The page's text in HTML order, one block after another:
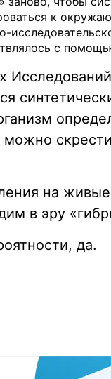
к
с
на
в эру
да.